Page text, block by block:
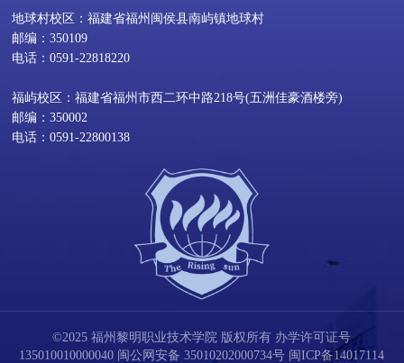
地球村校区：福建省福州闽侯县南屿镇地球村
邮编：350109
电话：0591-22818220
福屿校区：福建省福州市西二环中路218号(五洲佳豪酒楼旁)
邮编：350002
电话：0591-22800138
©2025 福州黎明职业技术学院 版权所有 办学许可证号
135010010000040 闽公网安备 35010202000734号 闽ICP备14017114